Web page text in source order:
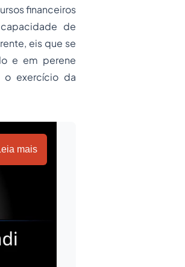
financeiros
de
eis que se
e em perene
o exercício da
mais